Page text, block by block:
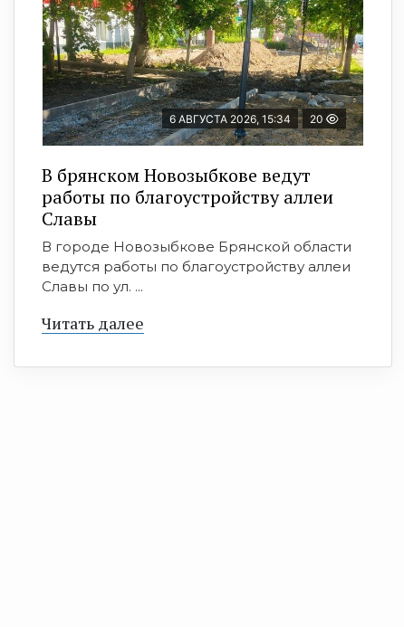
6 АВГУСТА 2026, 15:34 20
В брянском Новозыбкове ведут
работы по благоустройству аллеи
Славы
В городе Новозыбкове Брянской области
ведутся работы по благоустройству аллеи
Славы по ул. ...
Читать далее